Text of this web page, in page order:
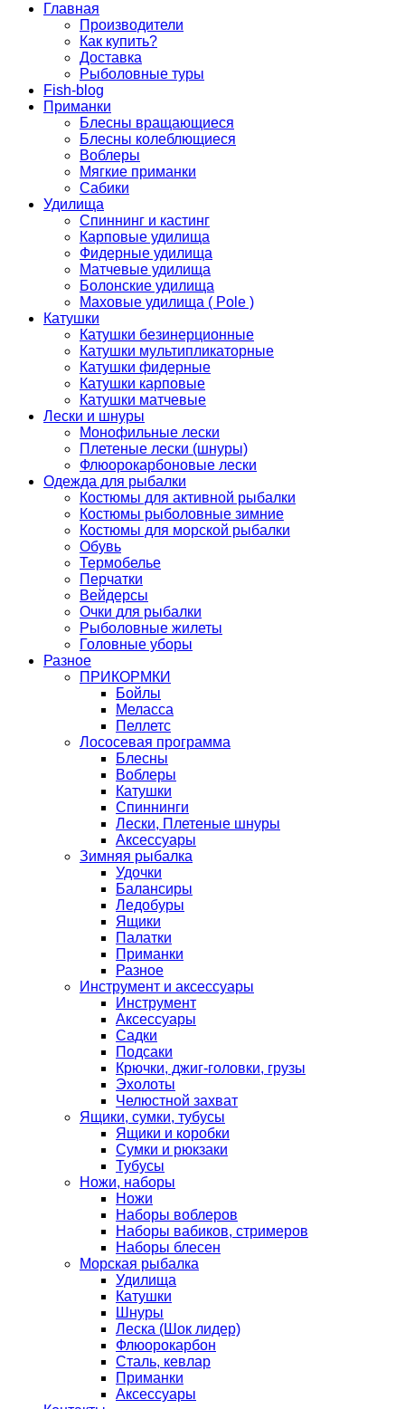
Главная
Производители
Как купить?
Доставка
Рыболовные туры
Fish-blog
Приманки
Блесны вращающиеся
Блесны колеблющиеся
Воблеры
Мягкие приманки
Сабики
Удилища
Спиннинг и кастинг
Карповые удилища
Фидерные удилища
Матчевые удилища
Болонские удилища
Маховые удилища ( Pole )
Катушки
Катушки безинерционные
Катушки мультипликаторные
Катушки фидерные
Катушки карповые
Катушки матчевые
Лески и шнуры
Монофильные лески
Плетеные лески (шнуры)
Флюорокарбоновые лески
Одежда для рыбалки
Костюмы для активной рыбалки
Костюмы рыболовные зимние
Костюмы для морской рыбалки
Обувь
Термобелье
Перчатки
Вейдерсы
Очки для рыбалки
Рыболовные жилеты
Головные уборы
Разное
ПРИКОРМКИ
Бойлы
Меласса
Пеллетс
Лососевая программа
Блесны
Воблеры
Катушки
Спиннинги
Лески, Плетеные шнуры
Аксессуары
Зимняя рыбалка
Удочки
Балансиры
Ледобуры
Ящики
Палатки
Приманки
Разное
Инструмент и аксессуары
Инструмент
Аксессуары
Садки
Подсаки
Крючки, джиг-головки, грузы
Эхолоты
Челюстной захват
Ящики, сумки, тубусы
Ящики и коробки
Сумки и рюкзаки
Тубусы
Ножи, наборы
Ножи
Наборы воблеров
Наборы вабиков, стримеров
Наборы блесен
Морская рыбалка
Удилища
Катушки
Шнуры
Леска (Шок лидер)
Флюорокарбон
Сталь, кевлар
Приманки
Аксессуары